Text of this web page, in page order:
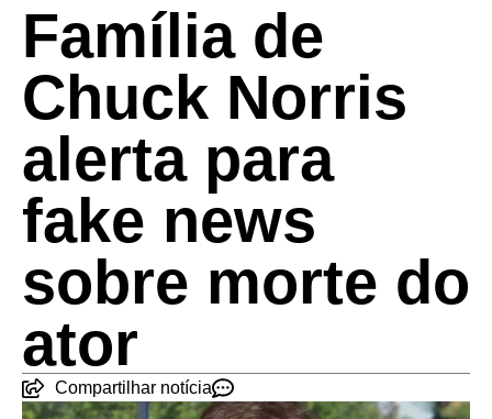
Família de
Chuck Norris
alerta para
fake news
sobre morte do
ator
Compartilhar notícia